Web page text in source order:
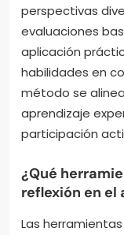
perspectivas
evaluaciones
aplicación
habilidades en
método se
aprendizaje
participación
¿Qué
reflexión en el
Las